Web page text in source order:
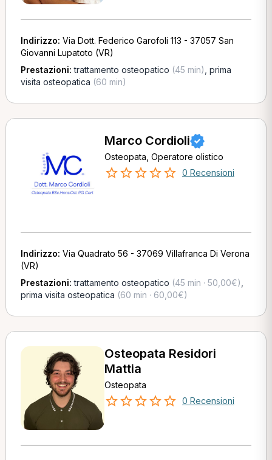
Indirizzo: Via Dott. Federico Garofoli 113 - 37057 San
Giovanni Lupatoto (VR)
Prestazioni:trattamento osteopatico (45 min) prima
visita osteopatica (60 min)
Marco Cordioli
Osteopata, Operatore olistico
0 Recensioni
Indirizzo: Via Quadrato 56 - 37069 Villafranca Di Verona
(VR)
Prestazioni:trattamento osteopatico (45 min · 50,00€)
prima visita osteopatica (60 min · 60,00€)
Osteopata Residori
Mattia
Osteopata
0 Recensioni